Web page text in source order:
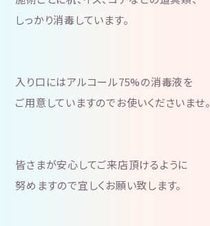
しっかり消毒しています。
入り口にはアルコール75%の消毒液を
ご用意していますのでお使いくださいませ。
皆さまが安心してご来店頂けるように
努めますので宜しくお願い致します。